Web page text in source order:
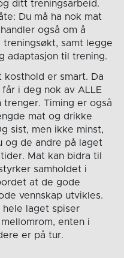
ditt treningsarbeid.
Du må ha nok mat
også om å
samt legge
adaptasjon til trening.
kosthold er smart. Da
i deg nok av ALLE
Timing er også
mat og drikke
sist, men ikke minst,
og de andre på laget
Mat kan bidra til
samholdet i
at de gode
vennskap utvikles.
laget spiser
enten i
er på tur.